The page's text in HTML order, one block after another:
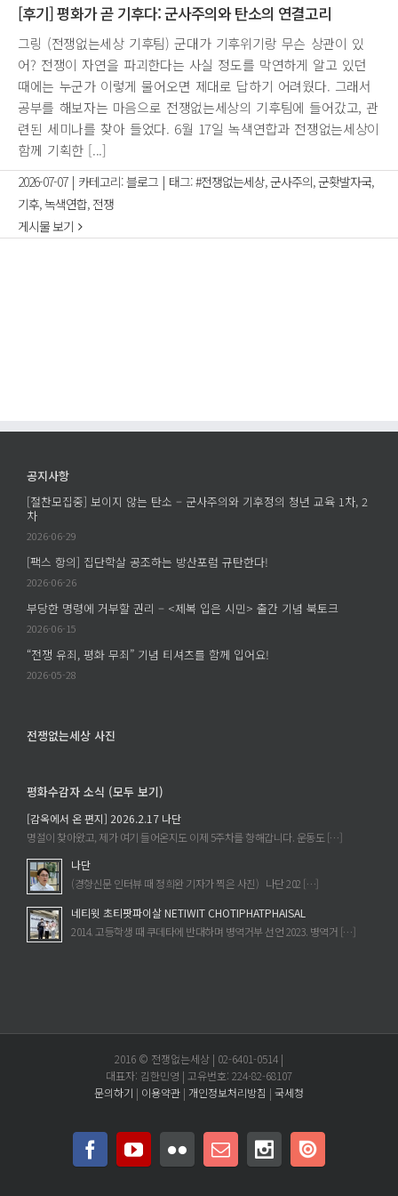
[후기] 평화가 곧 기후다: 군사주의와 탄소의 연결고리
그링 (전쟁없는세상 기후팀) 군대가 기후위기랑 무슨 상관이 있
어? 전쟁이 자연을 파괴한다는 사실 정도를 막연하게 알고 있던
때에는 누군가 이렇게 물어오면 제대로 답하기 어려웠다. 그래서
공부를 해보자는 마음으로 전쟁없는세상의 기후팀에 들어갔고, 관
련된 세미나를 찾아 들었다. 6월 17일 녹색연합과 전쟁없는세상이
함께 기획한 [...]
2026-07-07 | 카테고리:블로그 | 태그:#전쟁없는세상,군사주의,군홧발자국,
기후,녹색연합, 전쟁
게시물 보기
공지사항
[절찬모집중] 보이지 않는 탄소 – 군사주의와 기후정의 청년 교육 1차, 2
차
2026-06-29
[팩스 항의] 집단학살 공조하는 방산포럼 규탄한다!
2026-06-26
부당한 명령에 거부할 권리 – <제복 입은 시민> 출간 기념 북토크
2026-06-15
“전쟁 유죄, 평화 무죄” 기념 티셔츠를 함께 입어요!
2026-05-28
전쟁없는세상 사진
평화수감자 소식 (모두 보기)
[감옥에서 온 편지] 2026.2.17 나단
명절이 찾아왔고, 제가 여기 들어온지도 이제 5주차를 향해갑니다. 운동도 […]
나단
(경향신문 인터뷰 때 정희완 기자가 찍은 사진) 나단 202 […]
네티윗 초티팟파이살 NETIWIT CHOTIPHATPHAISAL
2014. 고등학생 때 쿠데타에 반대하며 병역거부 선언 2023. 병역거 […]
2016 © 전쟁없는세상 | 02-6401-0514 |
대표자: 김한민영 | 고유번호: 224-82-68107
문의하기 | 이용약관 | 개인정보처리방침 | 국세청